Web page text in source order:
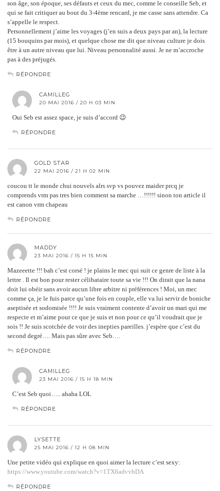
son âge, son époque, ses défauts et ceux du mec, comme le conseille Seb, et
qui se fait critiquer au bout du 3-4ème rencard, je me casse sans attendre. Ca
s’appelle le respect.
Personnellement j’aime les voyages (j’en suis a deux pays par an), la lecture
(15 bouquins par mois), et quelque chose me dit que niveau culture je dois
être à un autre niveau que lui. Niveau personnalité aussi. Je ne m’accroche
pas à des préjugés.
RÉPONDRE
CAMILLEG
20 MAI 2016 / 20 H 03 MIN
Oui Seb est assez space, je suis d’accord 😉
RÉPONDRE
GOLD STAR
22 MAI 2016 / 21 H 02 MIN
coucou tt le monde chui nouvels alrs svp vs pouvez maider prcq je
comprends vrm pas tres bien comment sa marche …!!!!!! sinon ton article il
est canon vrm chapeau
RÉPONDRE
MADDY
23 MAI 2016 / 15 H 15 MIN
Mazeeette !!! bah c’est corsé ! je plains le mec qui suit ce genre de liste à la
lettre . Il est bon pour rester célibataire toute sa vie !!! On dirait que la nana
doit lui obéir sans avoir aucun libre arbitre ni préférences ! Moi, un mec
comme ça, je le fuis parce qu’une fois en couple, elle va lui servir de boniche
aseptisée et sodomisée !!!! Je suis vraiment contente d’avoir un mari qui me
respecte et m’aime pour ce que je suis et non pour ce qu’il voudrait que je
sois !! Je suis scotchée de voir des inepties pareilles. j’espère que c’est du
second degré…. Mais pas sûre avec Seb….
RÉPONDRE
CAMILLEG
23 MAI 2016 / 15 H 18 MIN
C’est Seb quoi….. ahaha LOL
RÉPONDRE
LYSETTE
25 MAI 2016 / 12 H 08 MIN
Une petite vidéo qui explique en quoi aimer la lecture c’est sexy:
https://www.youtube.com/watch?v=1TX6advvbDA
RÉPONDRE